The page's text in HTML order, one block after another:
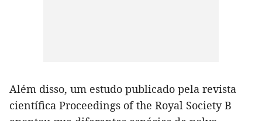
Além disso, um estudo publicado pela revista
científica Proceedings of the Royal Society B